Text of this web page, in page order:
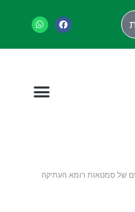
של סמטאות רומא העתיקה